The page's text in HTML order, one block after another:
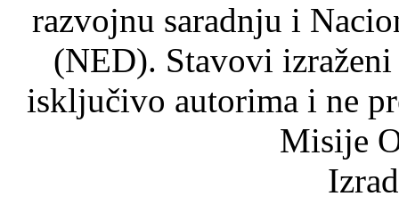
razvojnu saradnju i
(NED). Stavovi
isključivo autorima i ne
Misije